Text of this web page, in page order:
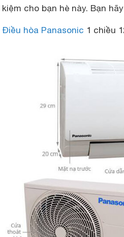
kiệm cho bạn hè này. Bạn
Điều hòa Panasonic 1 chiều